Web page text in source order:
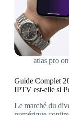
atlas pro
Guide Complet
IPTV est-elle si
Le marché du